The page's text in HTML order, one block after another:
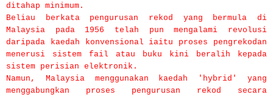
ditahap minimum.
Beliau berkata pengurusan rekod yang bermula di
Malaysia pada 1956 telah pun mengalami revolusi
daripada kaedah konvensional iaitu proses pengrekodan
menerusi sistem fail atau buku kini beralih kepada
sistem perisian elektronik.
Namun, Malaysia menggunakan kaedah 'hybrid' yang
menggabungkan proses pengurusan rekod secara